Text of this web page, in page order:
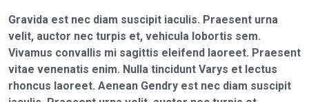
Gravida est nec diam suscipit iaculis. Praesent urna
velit, auctor nec turpis et, vehicula lobortis sem.
Vivamus convallis mi sagittis eleifend laoreet. Praesent
vitae venenatis enim. Nulla tincidunt Varys et lectus
rhoncus laoreet. Aenean Gendry est nec diam suscipit